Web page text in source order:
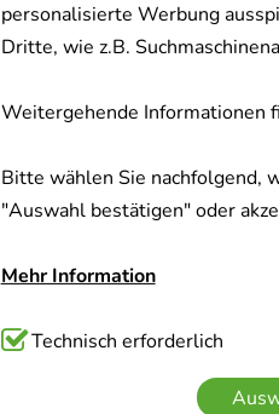
personalisierte Werbung
Dritte, wie z.B.
Weitergehende Informationen
Bitte wählen Sie nachfolgend,
"Auswahl bestätigen" oder
Mehr Information
Technisch Notwendig:Hierbei
Website notwendig sind (z.B.
verzichtet werden kann.
Technisch erforderlich